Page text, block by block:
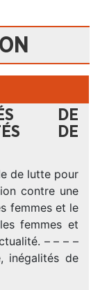
DE
DE
de lutte pour
contre une
femmes et le
femmes et
– – – –
inégalités de